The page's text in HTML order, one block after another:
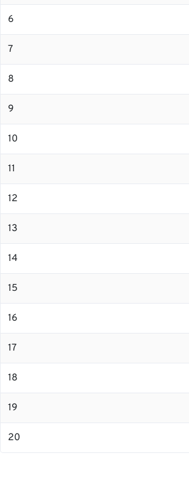
6
7
8
9
10
11
12
13
14
15
16
17
18
19
20